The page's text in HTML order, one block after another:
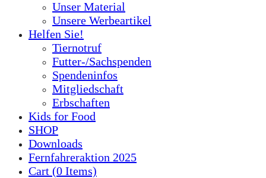
Unser Material
Unsere Werbeartikel
Helfen Sie!
Tiernotruf
Futter-/Sachspenden
Spendeninfos
Mitgliedschaft
Erbschaften
Kids for Food
SHOP
Downloads
Fernfahreraktion 2025
Cart (0 Items)